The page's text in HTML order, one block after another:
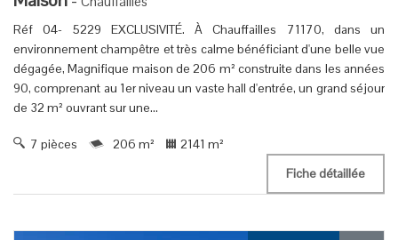
Réf 04- 5229 EXCLUSIVITÉ. À Chauffailles 71170, dans un
environnement champêtre et très calme bénéficiant d'une belle vue
dégagée, Magnifique maison de 206 m² construite dans les années
90, comprenant au 1er niveau un vaste hall d'entrée, un grand séjour
de 32 m² ouvrant sur une...
7 pièces 206 m²
2141 m²
Fiche détaillée